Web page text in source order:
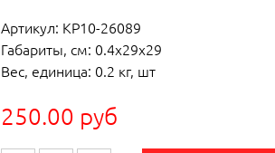
Артикул: КР10-26089
Габариты, см: 0.4x29x29
Вес, единица: 0.2 кг, шт
250.00 руб